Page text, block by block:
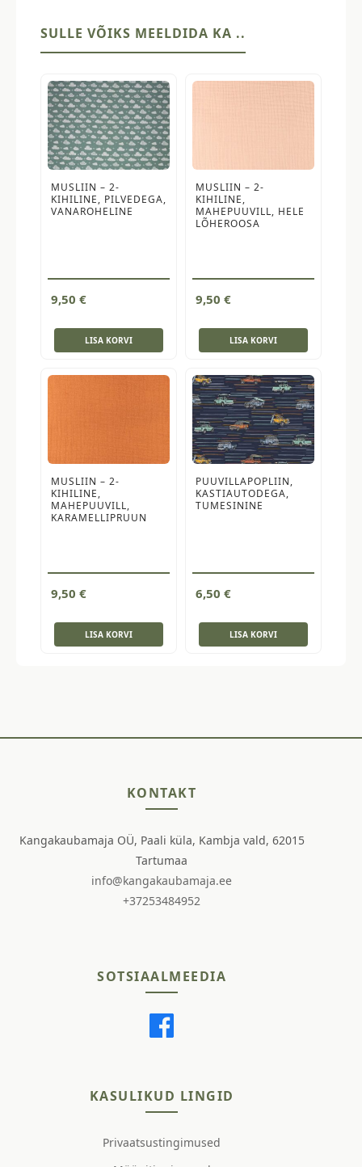
SULLE VÕIKS MEELDIDA KA ..
MUSLIIN – 2-
KIHILINE, PILVEDEGA,
VANAROHELINE
9,50 €
LISA KORVI
MUSLIIN – 2-
KIHILINE,
MAHEPUUVILL, HELE
LÕHEROOSA
9,50 €
LISA KORVI
MUSLIIN – 2-
KIHILINE,
MAHEPUUVILL,
KARAMELLIPRUUN
9,50 €
LISA KORVI
PUUVILLAPOPLIIN,
KASTIAUTODEGA,
TUMESININE
6,50 €
LISA KORVI
KONTAKT
Kangakaubamaja OÜ, Paali küla, Kambja vald, 62015
Tartumaa
info@kangakaubamaja.ee
+37253484952
SOTSIAALMEEDIA
KASULIKUD LINGID
Privaatsustingimused